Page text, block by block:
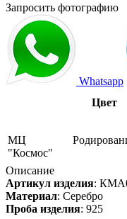
Запросить фотографию
Whatsapp
Цвет
МЦ
"Космос"
Описание
Артикул изделия:
Материал: Серебро
Проба изделия: 925